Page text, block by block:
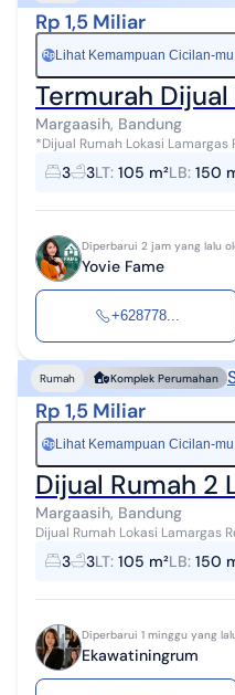
Rp 1,5 Miliar
RpLihat Kemampuan Cicilan-mu
Termurah
Margaasih, Bandung
*Dijual Rumah Lokasi Lamargas
Lantai LT 105M² LB 150M² KT
Artesis Full F...
3 3LT: 105 m²LB: 150
Diperbarui 2 jam yang lalu
Yovie Fame
+628778...
Rumah Komplek Perumahan
Rp 1,5 Miliar
RpLihat Kemampuan Cicilan-mu
Dijual Rumah 2
Margaasih, Bandung
Dijual Rumah Lokasi Lamargas
Lantai LT 105M² LB 150M² KT
Artesis Full Fur...
3 3LT: 105 m²LB: 150
Diperbarui 1 minggu yang
Ekawatiningrum